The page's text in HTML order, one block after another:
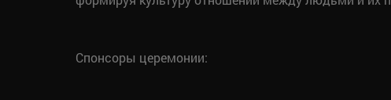
Спонсоры церемонии: